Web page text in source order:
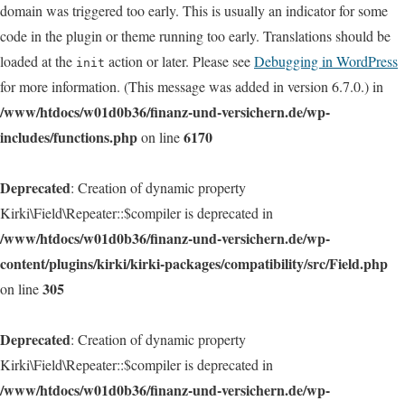
domain was triggered too early. This is usually an indicator for some
code in the plugin or theme running too early. Translations should be
loaded at the init action or later. Please seeDebugging in WordPress
for more information. (This message was added in version 6.7.0.) in
/www/htdocs/w01d0b36/finanz-und-versichern.de/wp-
includes/functions.phpon line6170
Deprecated: Creation of dynamic property
Kirki\Field\Repeater::$compiler is deprecated in
/www/htdocs/w01d0b36/finanz-und-versichern.de/wp-
content/plugins/kirki/kirki-packages/compatibility/src/Field.php
on line305
Deprecated: Creation of dynamic property
Kirki\Field\Repeater::$compiler is deprecated in
/www/htdocs/w01d0b36/finanz-und-versichern.de/wp-